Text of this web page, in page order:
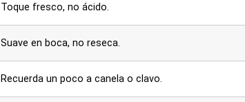
Toque fresco, no ácido.
Suave en boca, no reseca.
Recuerda un poco a canela o clavo.